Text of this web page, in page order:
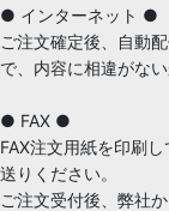
● インターネット ●
ご注文確定後、自動
で、内容に相違がな
● FAX ●
FAX注文用紙を印刷
送りください。
ご注文受付後、弊社